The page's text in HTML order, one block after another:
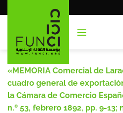
al
«MEMORIA Comercial de
cuadro general de
la Cámara de Comercio
n.º 53, febrero 1892, pp. 9-13;